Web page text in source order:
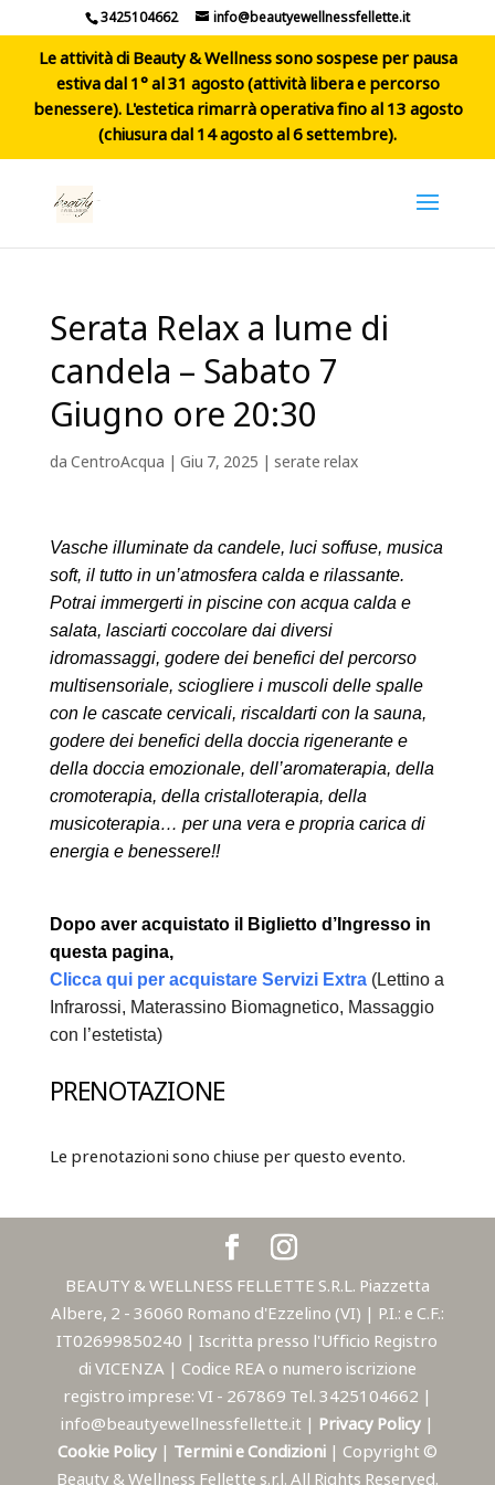
3425104662 info@beautyewellnessfellette.it
Le attività di Beauty & Wellness sono sospese per pausa
estiva dal 1° al 31 agosto (attività libera e percorso
benessere). L'estetica rimarrà operativa fino al 13 agosto
(chiusura dal 14 agosto al 6 settembre).
Serata Relax a lume di
candela – Sabato 7
Giugno ore 20:30
daCentroAcqua | Giu 7, 2025 | serate relax
Vasche illuminate da candele, luci soffuse, musica
soft, il tutto in un’atmosfera calda e rilassante.
Potrai immergerti in piscine con acqua calda e
salata, lasciarti coccolare dai diversi
idromassaggi, godere dei benefici del percorso
multisensoriale, sciogliere i muscoli delle spalle
con le cascate cervicali, riscaldarti con la sauna,
godere dei benefici della doccia rigenerante e
della doccia emozionale, dell’aromaterapia, della
cromoterapia, della cristalloterapia, della
musicoterapia… per una vera e propria carica di
energia e benessere!!
Dopo aver acquistato il Biglietto d’Ingresso in
questa pagina,
Clicca qui per acquistare Servizi Extra (Lettino a
Infrarossi, Materassino Biomagnetico, Massaggio
con l’estetista)
PRENOTAZIONE
Le prenotazioni sono chiuse per questo evento.
BEAUTY & WELLNESS FELLETTE S.R.L. Piazzetta
Albere, 2 - 36060 Romano d'Ezzelino (VI) | P.I.: e C.F.:
IT02699850240 | Iscritta presso l'Ufficio Registro
di VICENZA | Codice REA o numero iscrizione
registro imprese: VI - 267869 Tel. 3425104662 |
info@beautyewellnessfellette.it | Privacy Policy |
Cookie Policy | Termini e Condizioni | Copyright ©